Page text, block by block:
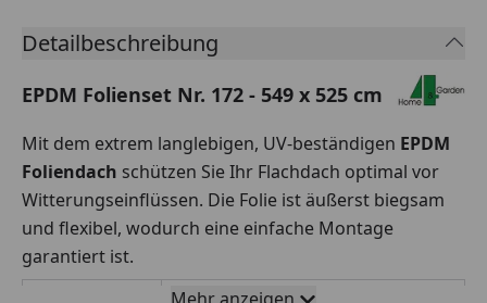
Detailbeschreibung
EPDM Folienset Nr. 172 - 549 x 525 cm
Mit dem extrem langlebigen, UV-beständigen EPDM
Foliendach schützen Sie Ihr Flachdach optimal vor
Witterungseinflüssen. Die Folie ist äußerst biegsam
und flexibel, wodurch eine einfache Montage
garantiert ist.